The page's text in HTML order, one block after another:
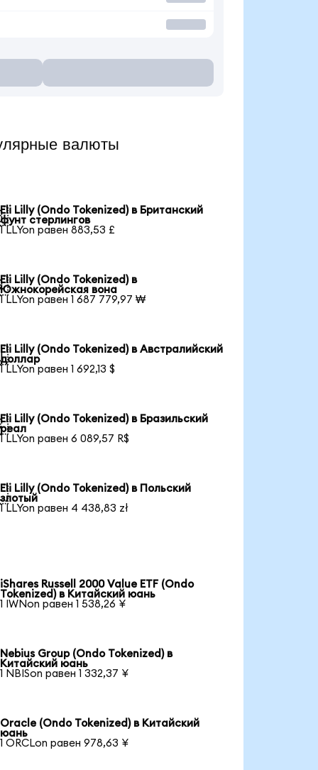
валюты
Eli Lilly (Ondo Tokenized) в Британский
фунт стерлингов
1 LLYon равен 883,53 £
Eli Lilly (Ondo Tokenized) в
Южнокорейская вона
1 LLYon равен 1 687 779,97 ₩
Eli Lilly (Ondo Tokenized) в Австралийский
доллар
1 LLYon равен 1 692,13 $
Eli Lilly (Ondo Tokenized) в Бразильский
реал
1 LLYon равен 6 089,57 R$
Eli Lilly (Ondo Tokenized) в Польский
злотый
1 LLYon равен 4 438,83 zł
iShares Russell 2000 Value ETF (Ondo
Tokenized) в Китайский юань
1 IWNon равен 1 538,26 ¥
Nebius Group (Ondo Tokenized) в
Китайский юань
1 NBISon равен 1 332,37 ¥
Oracle (Ondo Tokenized) в Китайский
юань
1 ORCLon равен 978,63 ¥